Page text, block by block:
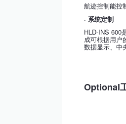
航迹控制能控
· 系统定制
HLD-INS 600
成可根据用户
数据显示、中
Optional